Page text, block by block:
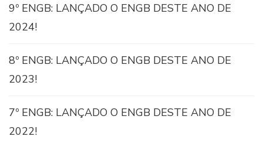
9º ENGB: LANÇADO O ENGB DESTE ANO DE
2024!
8º ENGB: LANÇADO O ENGB DESTE ANO DE
2023!
7º ENGB: LANÇADO O ENGB DESTE ANO DE
2022!